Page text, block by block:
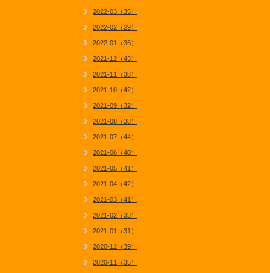
2022-03（35）
2022-02（29）
2022-01（36）
2021-12（43）
2021-11（38）
2021-10（42）
2021-09（32）
2021-08（38）
2021-07（44）
2021-06（40）
2021-05（41）
2021-04（42）
2021-03（41）
2021-02（33）
2021-01（31）
2020-12（39）
2020-11（35）